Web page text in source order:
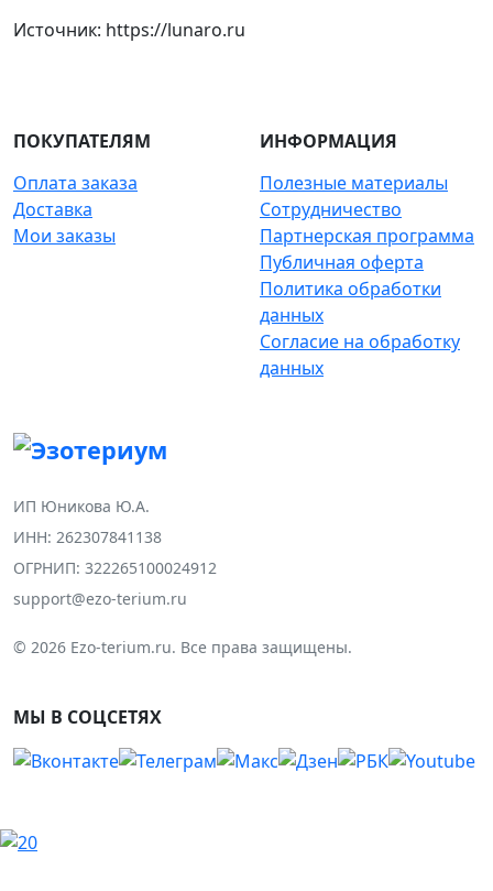
Источник: https://lunaro.ru
ИП Юникова Ю.А.
ИНН: 262307841138
ОГРНИП: 322265100024912
support@ezo-terium.ru
© 2026 Ezo-terium.ru. Все права защищены.
ПОКУПАТЕЛЯМ
Оплата заказа
Доставка
Мои заказы
ИНФОРМАЦИЯ
Полезные материалы
Сотрудничество
Партнерская программа
Публичная оферта
Политика обработки
данных
Согласие на обработку
данных
МЫ В СОЦСЕТЯХ